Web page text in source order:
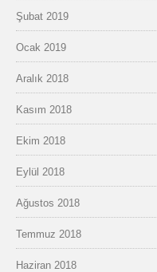
Şubat 2019
Ocak 2019
Aralık 2018
Kasım 2018
Ekim 2018
Eylül 2018
Ağustos 2018
Temmuz 2018
Haziran 2018